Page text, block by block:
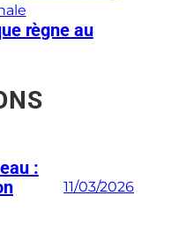
règne au
:
11/03/2026